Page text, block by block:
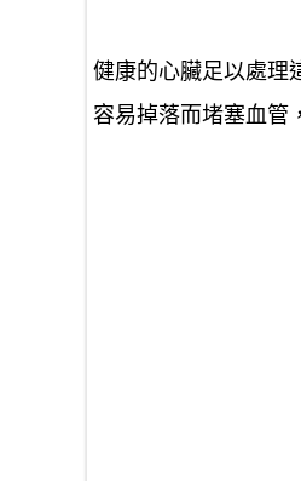
健康的心臟足以處理
容易掉落而堵塞血管